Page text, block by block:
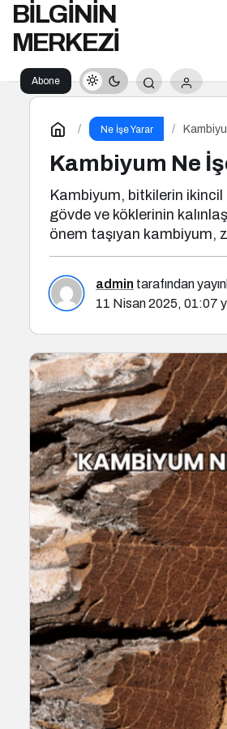
BİLGİNİN
MERKEZİ
Abone
Ne İşe Yarar
Kambiyum Ne
Kambiyum, bitkilerin
gövde ve köklerinin
önem taşıyan kambiyum,
admin tarafından
11 Nisan 2025, 01:07